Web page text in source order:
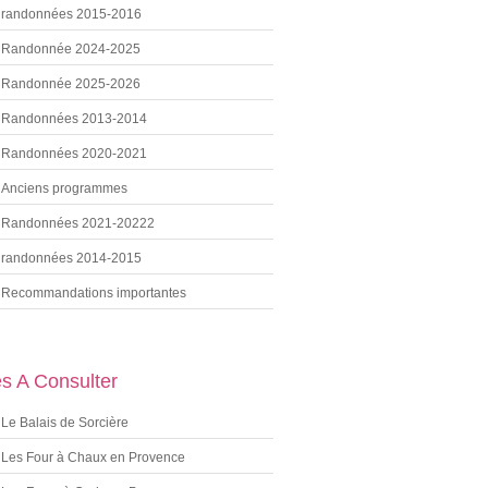
randonnées 2015-2016
Randonnée 2024-2025
Randonnée 2025-2026
Randonnées 2013-2014
Randonnées 2020-2021
Anciens programmes
Randonnées 2021-20222
randonnées 2014-2015
Recommandations importantes
A Consulter
Le Balais de Sorcière
Les Four à Chaux en Provence